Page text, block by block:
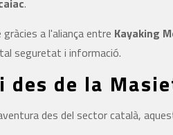
a l'aliança entre Kayaking
seguretat i informació.
de la
des del sector català,